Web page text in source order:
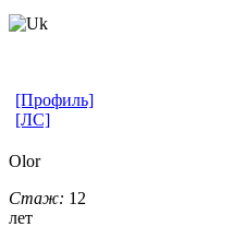
[Профиль]
[ЛС]
Olor
Стаж: 12
лет